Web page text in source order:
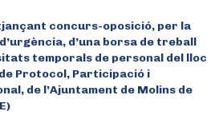
concurs-oposició, per la
d’una borsa de treball
temporals de personal del lloc
Protocol, Participació i
de l’Ajuntament de Molins de